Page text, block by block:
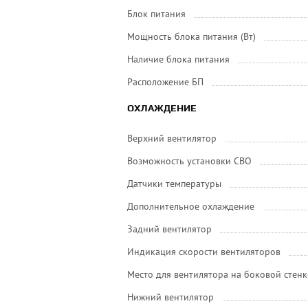
Блок питания
Мощность блока питания (Вт)
Наличие блока питания
Расположение БП
ОХЛАЖДЕНИЕ
Верхний вентилятор
Возможность установки СВО
Датчики температуры
Дополнительное охлаждение
Задний вентилятор
Индикация скорости вентиляторов
Место для вентилятора на боковой
Нижний вентилятор